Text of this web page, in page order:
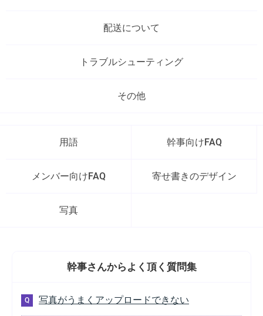
配送について
トラブルシューティング
その他
用語 幹事向けFAQ
メンバー向けFAQ 寄せ書きのデザイン
写真
幹事さんから よく頂く質問集
写真がうまくアップロードできない